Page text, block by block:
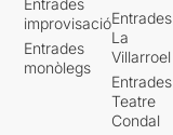
Entrades
improvisació
Entrades
monòlegs
Entrades
La
Villarroel
Entrades
Teatre
Condal